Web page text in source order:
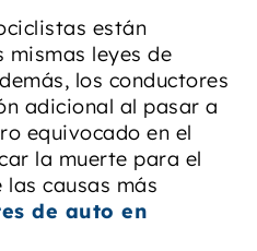
están
leyes de
los conductores
adicional al pasar a
equivocado en el
la muerte para el
las causas más
de auto en